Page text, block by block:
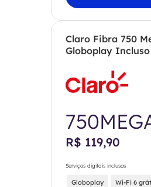
Claro Fibra 750
Globoplay Incluso
R$ 119,90
Serviços digitais inclusos
Globoplay Wi-Fi 6